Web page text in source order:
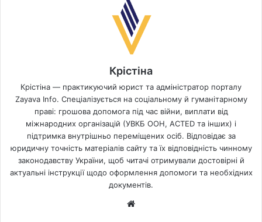
Крістіна
Крістіна — практикуючий юрист та адміністратор порталу
Zayava Info. Спеціалізується на соціальному й гуманітарному
праві: грошова допомога під час війни, виплати від
міжнародних організацій (УВКБ ООН, ACTED та інших) і
підтримка внутрішньо переміщених осіб. Відповідає за
юридичну точність матеріалів сайту та їх відповідність чинному
законодавству України, щоб читачі отримували достовірні й
актуальні інструкції щодо оформлення допомоги та необхідних
документів.